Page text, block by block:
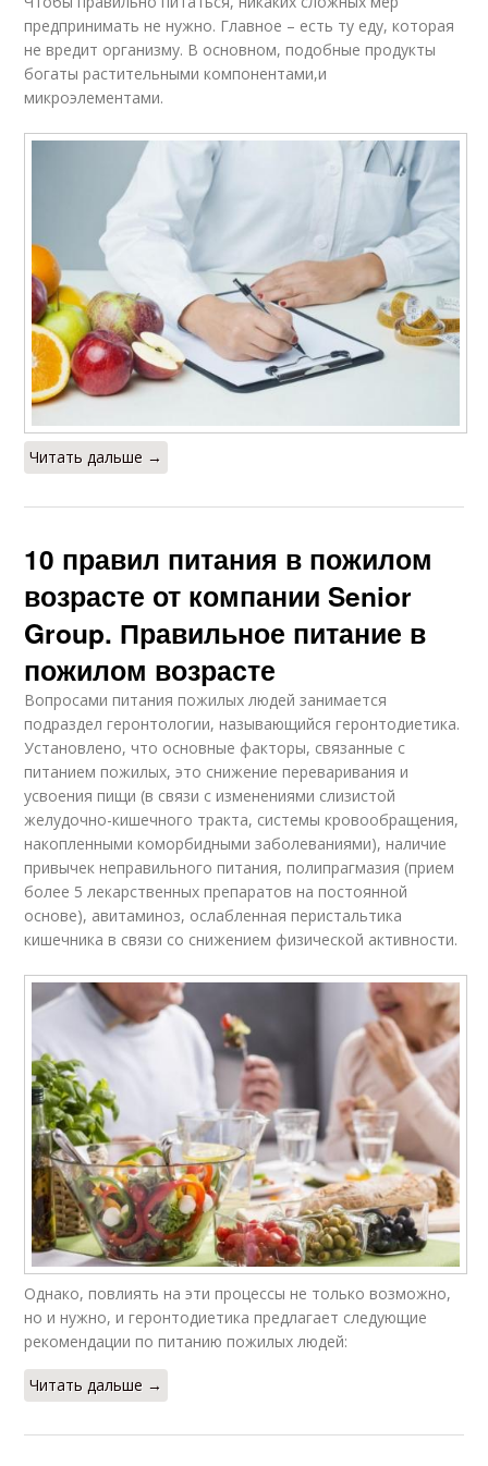
предпринимать не нужно. Главное – есть ту еду, которая
не вредит организму. В основном, подобные продукты
богаты растительными компонентами,и
микроэлементами.
Читать дальше →
10 правил питания в пожилом
возрасте от компании Senior
Group. Правильное питание в
пожилом возрасте
Вопросами питания пожилых людей занимается
подраздел геронтологии, называющийся геронтодиетика.
Установлено, что основные факторы, связанные с
питанием пожилых, это снижение переваривания и
усвоения пищи (в связи с изменениями слизистой
желудочно-кишечного тракта, системы кровообращения,
накопленными коморбидными заболеваниями), наличие
привычек неправильного питания, полипрагмазия (прием
более 5 лекарственных препаратов на постоянной
основе), авитаминоз, ослабленная перистальтика
кишечника в связи со снижением физической активности.
Однако, повлиять на эти процессы не только возможно,
но и нужно, и геронтодиетика предлагает следующие
рекомендации по питанию пожилых людей:
Читать дальше →